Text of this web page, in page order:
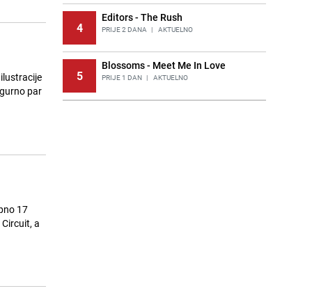
par
17
a
4
Editors - The Rush
PRIJE 2 DANA | AKTUELNO
5
Blossoms - Meet Me In Love
PRIJE 1 DAN | AKTUELNO